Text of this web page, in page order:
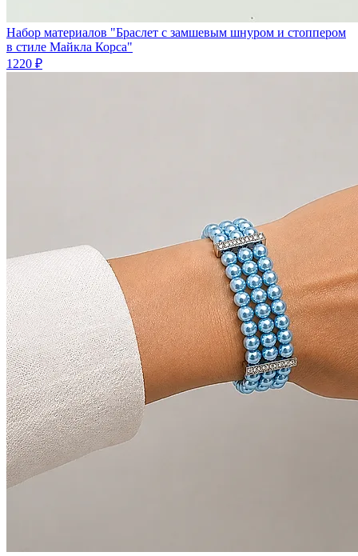
Набор материалов "Браслет с замшевым шнуром и стоппером
в стиле Майкла Корса"
1220 ₽